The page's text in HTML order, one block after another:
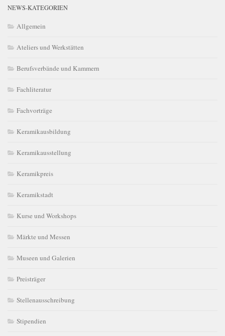
NEWS-KATEGORIEN
Allgemein
Ateliers und Werkstätten
Berufsverbände und Kammern
Fachliteratur
Fachvorträge
Keramikausbildung
Keramikausstellung
Keramikpreis
Keramikstadt
Kurse und Workshops
Märkte und Messen
Museen und Galerien
Preisträger
Stellenausschreibung
Stipendien